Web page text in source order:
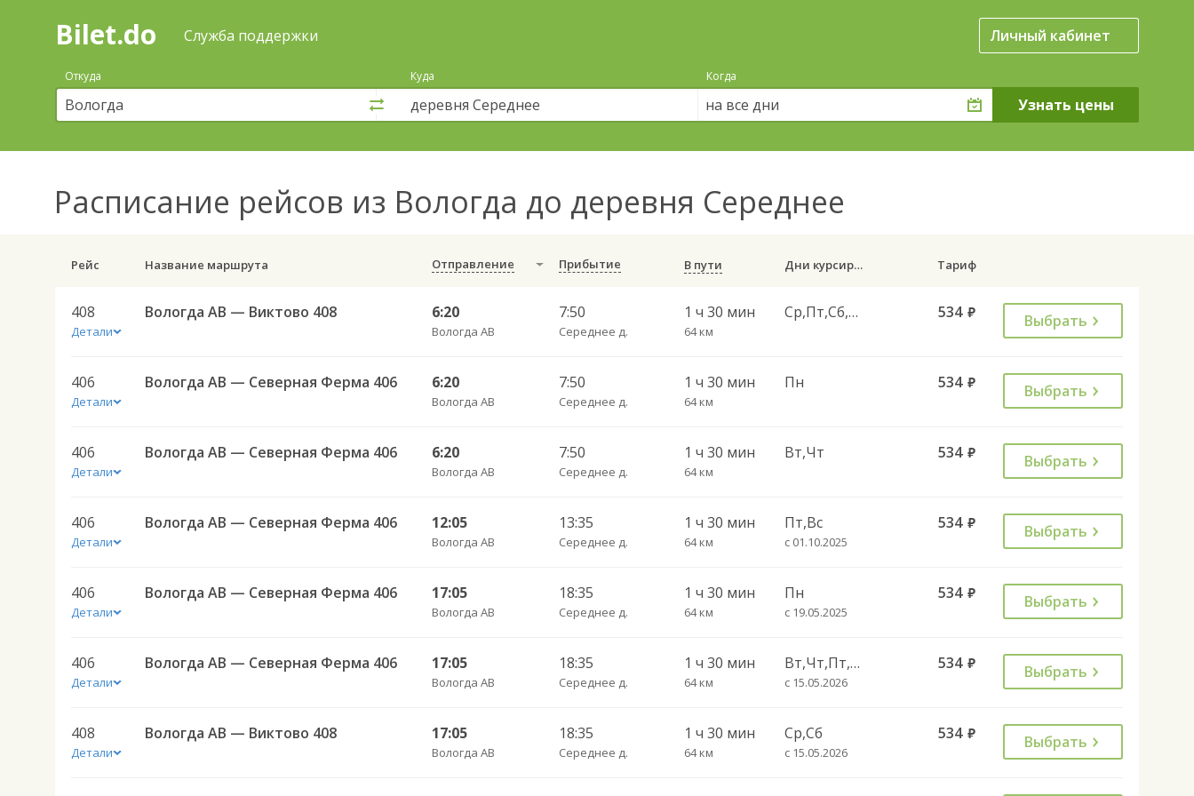
Поиск
покупка
билетов
автобус
онлайн
Bilet.do Служба поддержки Личный кабинет
Откуда Куда Когда
на все дни
Расписание рейсов из Вологда до деревня Середнее
Рейс Название маршрута Отправление Прибытие В пути Дни курсирования Тариф
408
Детали
Вологда АВ — Виктово 408 6:20
Вологда АВ
7:50
Середнее д.
1 ч 30 мин
64 км
Ср,Пт,Сб,Вс 534 руб. Выбрать
406
Детали
Вологда АВ — Северная Ферма 406 6:20
Вологда АВ
7:50
Середнее д.
1 ч 30 мин
64 км
Пн 534 руб. Выбрать
406
Детали
Вологда АВ — Северная Ферма 406 6:20
Вологда АВ
7:50
Середнее д.
1 ч 30 мин
64 км
Вт,Чт 534 руб. Выбрать
406
Детали
Вологда АВ — Северная Ферма 406 12:05
Вологда АВ
13:35
Середнее д.
1 ч 30 мин
64 км
Пт,Вс
с 01.10.2025
534 руб. Выбрать
406
Детали
Вологда АВ — Северная Ферма 406 17:05
Вологда АВ
18:35
Середнее д.
1 ч 30 мин
64 км
Пн
с 19.05.2025
534 руб. Выбрать
406
Детали
Вологда АВ — Северная Ферма 406 17:05
Вологда АВ
18:35
Середнее д.
1 ч 30 мин
64 км
Вт,Чт,Пт,Вс
с 15.05.2026
534 руб. Выбрать
408
Детали
Вологда АВ — Виктово 408 17:05
Вологда АВ
18:35
Середнее д.
1 ч 30 мин
64 км
Ср,Сб
с 15.05.2026
534 руб. Выбрать